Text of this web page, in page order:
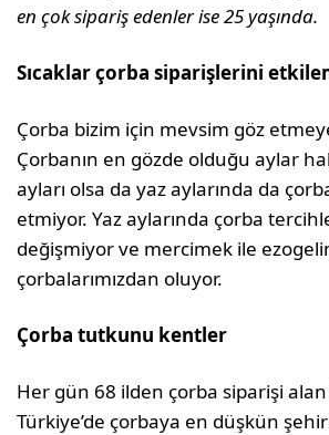
en çok sipariş edenler ise 25 yaşında.
Sıcaklar çorba siparişlerini
Çorba bizim için mevsim göz
Çorbanın en gözde olduğu aylar
ayları olsa da yaz aylarında da
etmiyor. Yaz aylarında çorba
değişmiyor ve mercimek ile
çorbalarımızdan oluyor.
Çorba tutkunu kentler
Her gün 68 ilden çorba siparişi
Türkiye’de çorbaya en düşkün